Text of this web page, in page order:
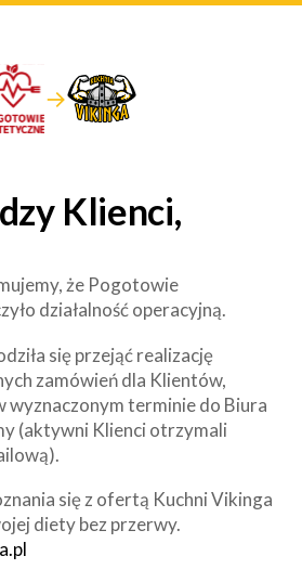
→
Klienci,
że Pogotowie
działalność operacyjną.
się przejąć realizację
zamówień dla Klientów,
wyznaczonym terminie do Biura
(aktywni Klienci otrzymali
się z ofertą Kuchni Vikinga
diety bez przerwy.